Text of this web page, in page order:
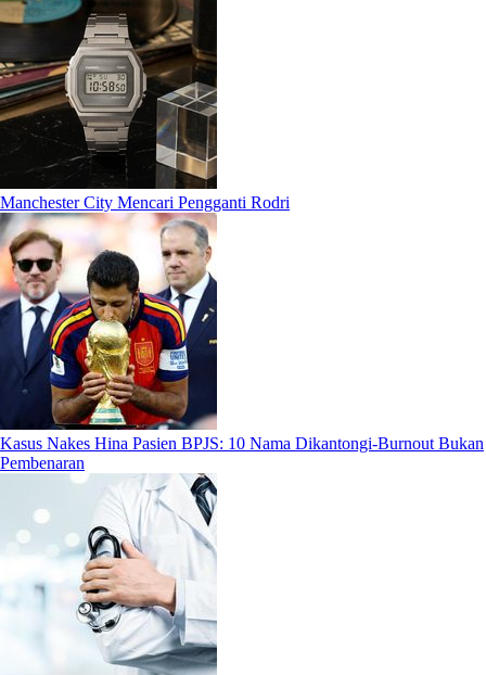
Manchester City Mencari Pengganti Rodri
Kasus Nakes Hina Pasien BPJS: 10 Nama Dikantongi-Burnout Bukan
Pembenaran